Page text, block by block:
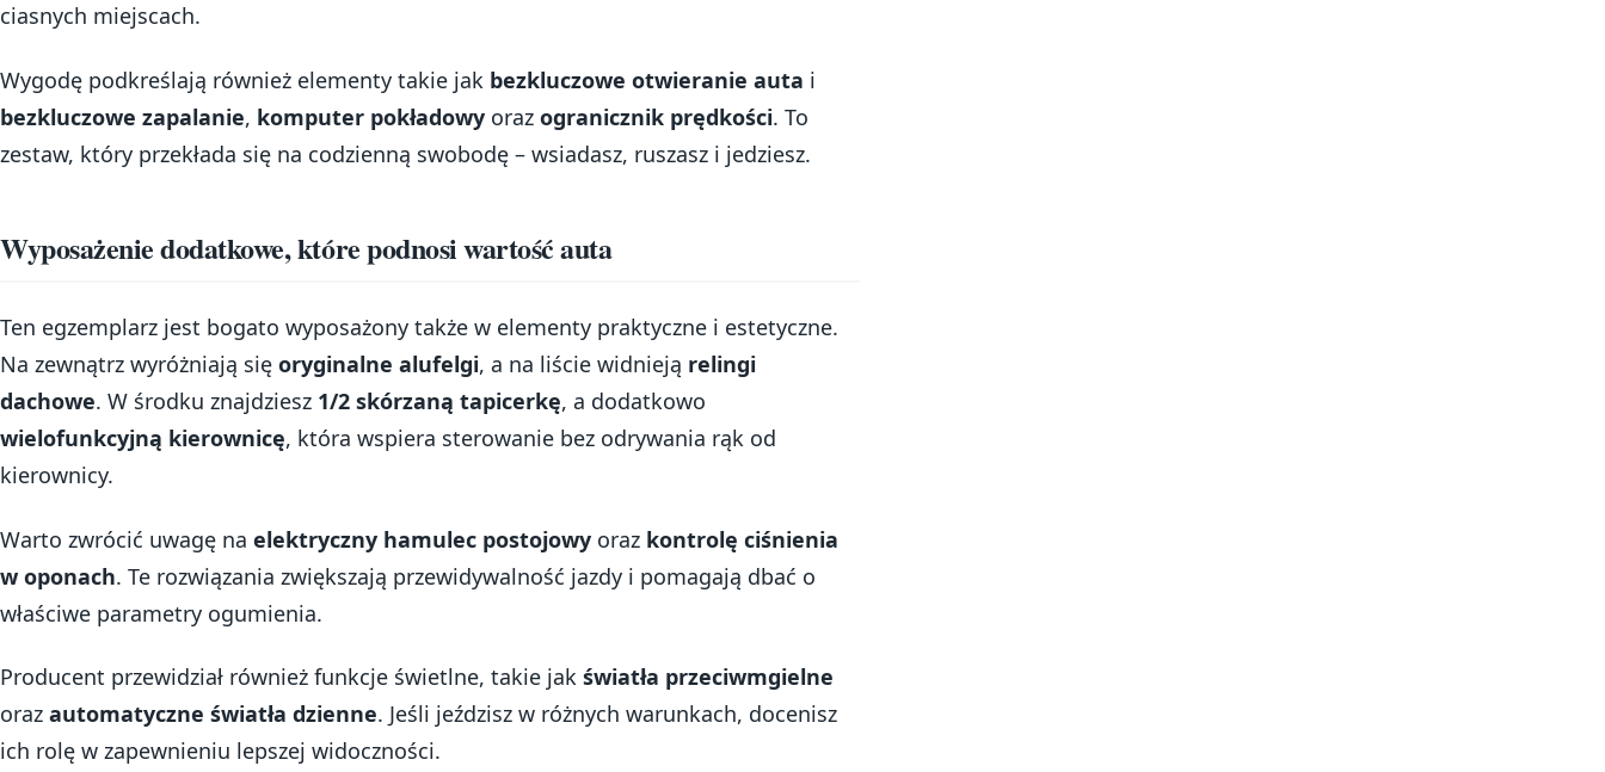
ciasnych miejscach.
Wygodę podkreślają również elementy takie jak bezkluczowe otwieranie auta i
bezkluczowe zapalanie, komputer pokładowy oraz ogranicznik prędkości. To
zestaw, który przekłada się na codzienną swobodę – wsiadasz, ruszasz i jedziesz.
Wyposażenie dodatkowe, które podnosi wartość auta
Ten egzemplarz jest bogato wyposażony także w elementy praktyczne i estetyczne.
Na zewnątrz wyróżniają się oryginalne alufelgi, a na liście widnieją relingi
dachowe. W środku znajdziesz 1/2 skórzaną tapicerkę, a dodatkowo
wielofunkcyjną kierownicę, która wspiera sterowanie bez odrywania rąk od
kierownicy.
Warto zwrócić uwagę na elektryczny hamulec postojowy oraz kontrolę ciśnienia
w oponach. Te rozwiązania zwiększają przewidywalność jazdy i pomagają dbać o
właściwe parametry ogumienia.
Producent przewidział również funkcje świetlne, takie jak światła przeciwmgielne
oraz automatyczne światła dzienne. Jeśli jeździsz w różnych warunkach, docenisz
ich rolę w zapewnieniu lepszej widoczności.